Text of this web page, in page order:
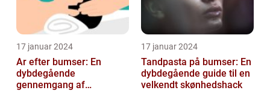
17 januar 2024
Ar efter bumser: En
dybdegående
gennemgang af
17 januar 2024
Tandpasta på bumser: En
dybdegående guide til en
velkendt skønhedshack